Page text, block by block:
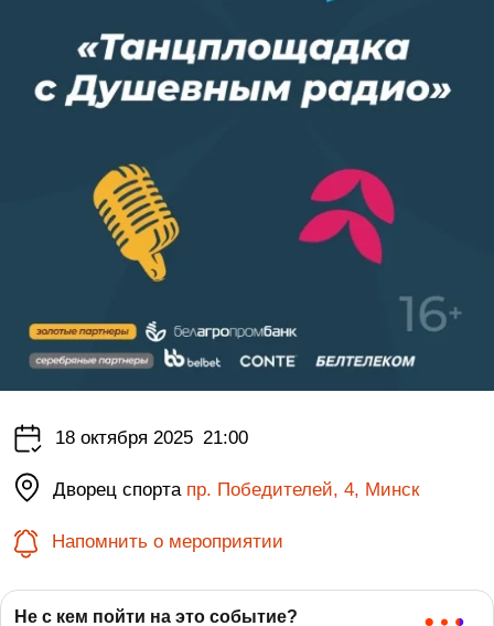
18 октября 2025 21:00
Дворец спорта пр. Победителей, 4, Минск
Напомнить о мероприятии